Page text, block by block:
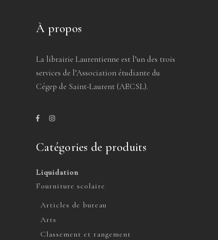
À propos
La librairie Laurentienne est l’un des trois
services de l’Association étudiante du
Cégep de Saint-Laurent (AECSL).
Catégories de produits
Liquidation
Fourniture scolaire
Articles de bureau
Arts
Classement et rangement